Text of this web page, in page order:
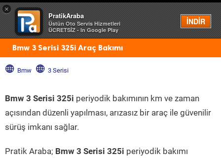
×
PratikAraba
Üstün Oto Servis Hizmetleri
ÜCRETSİZ - In Google Play
İNDİR
Menü
Bmw 3 Serisi 325i Araç Bakımı
Bmw 3 Serisi
Bmw 3 Serisi 325i periyodik bakımının km ve zaman
açısından düzenli yapılması, arızasız bir araç ile güvenilir
sürüş imkanı sağlar.
Pratik Araba; Bmw 3 Serisi 325i periyodik bakımı